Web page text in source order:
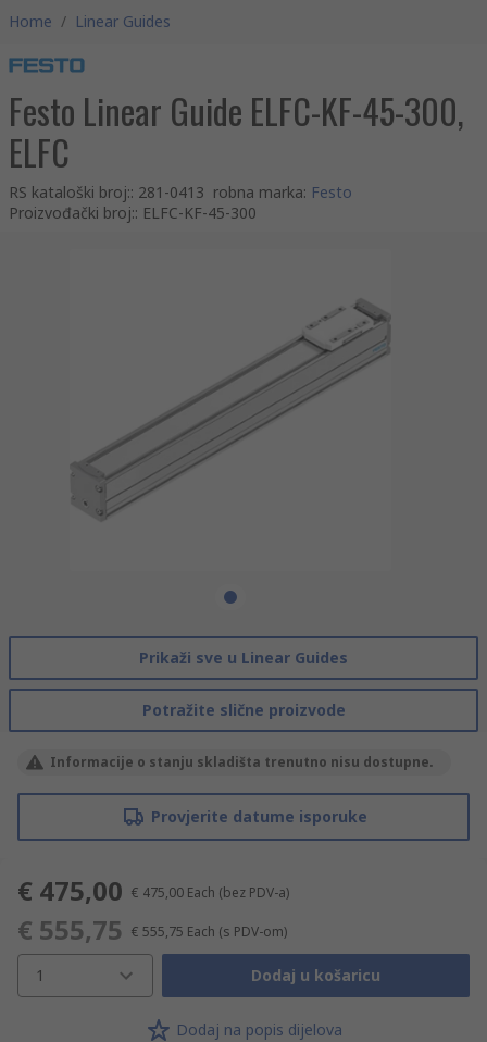
Home / Linear Guides
Festo Linear Guide ELFC-KF-45-300,
ELFC
RS kataloški broj:: 281-0413 robna marka: Festo
Proizvođački broj:: ELFC-KF-45-300
Prikaži sve u Linear Guides
Potražite slične proizvode
Informacije o stanju skladišta trenutno nisu dostupne.
Provjerite datume isporuke
€ 475,00 € 475,00 Each (bez PDV-a)
€ 555,75 € 555,75 Each (s PDV-om)
1 Dodaj u košaricu
Dodaj na popis dijelova